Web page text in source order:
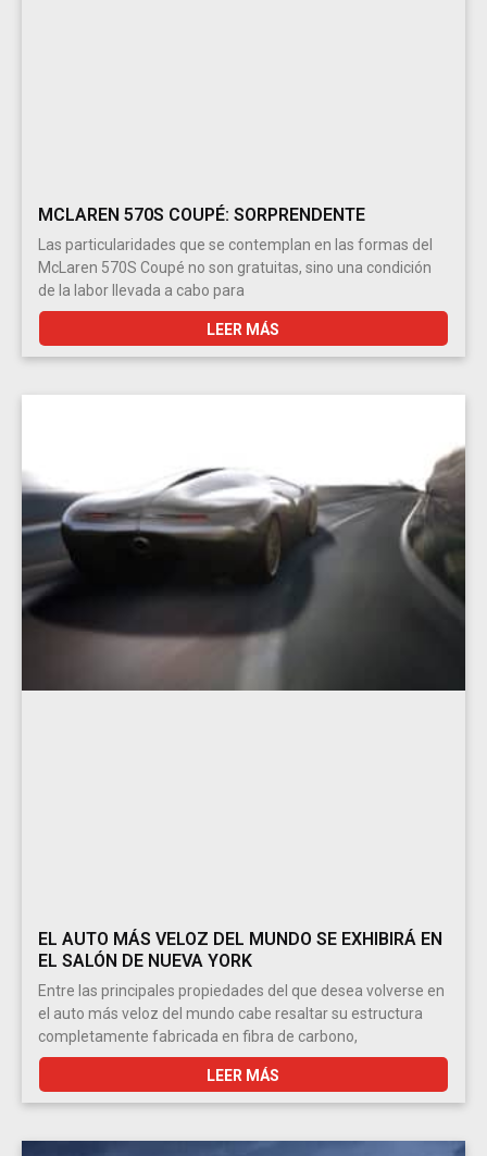
MCLAREN 570S COUPÉ: SORPRENDENTE
Las particularidades que se contemplan en las formas del
McLaren 570S Coupé no son gratuitas, sino una condición
de la labor llevada a cabo para
LEER MÁS
EL AUTO MÁS VELOZ DEL MUNDO SE EXHIBIRÁ EN
EL SALÓN DE NUEVA YORK
Entre las principales propiedades del que desea volverse en
el auto más veloz del mundo cabe resaltar su estructura
completamente fabricada en fibra de carbono,
LEER MÁS